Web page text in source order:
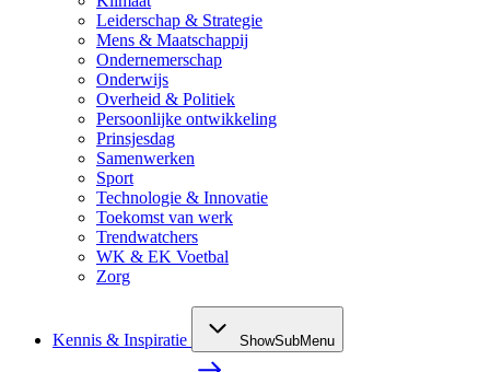
Leiderschap & Strategie
Mens & Maatschappij
Ondernemerschap
Onderwijs
Overheid & Politiek
Persoonlijke ontwikkeling
Prinsjesdag
Samenwerken
Sport
Technologie & Innovatie
Toekomst van werk
Trendwatchers
WK & EK Voetbal
Zorg
Kennis & Inspiratie ShowSubMenu